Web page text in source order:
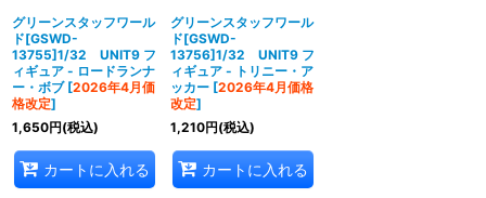
グリーンスタッフワール
ド[GSWD-
13755]1/32 UNIT9 フ
ィギュア - ロードランナ
ー・ボブ [2026年4月価
格改定]
1,650円(税込)
カートに入れる
グリーンスタッフワール
ド[GSWD-
13756]1/32 UNIT9 フ
ィギュア - トリニー・ア
ッカー [2026年4月価格
改定]
1,210円(税込)
カートに入れる